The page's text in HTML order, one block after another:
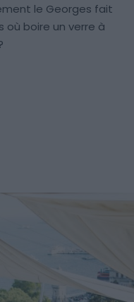
le Georges fait
boire un verre à